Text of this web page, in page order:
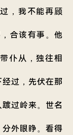
，我不能再顾
合该有事。他
仆从，独往相
过，先伏在那
过岭来。世名
外眼睁。看得